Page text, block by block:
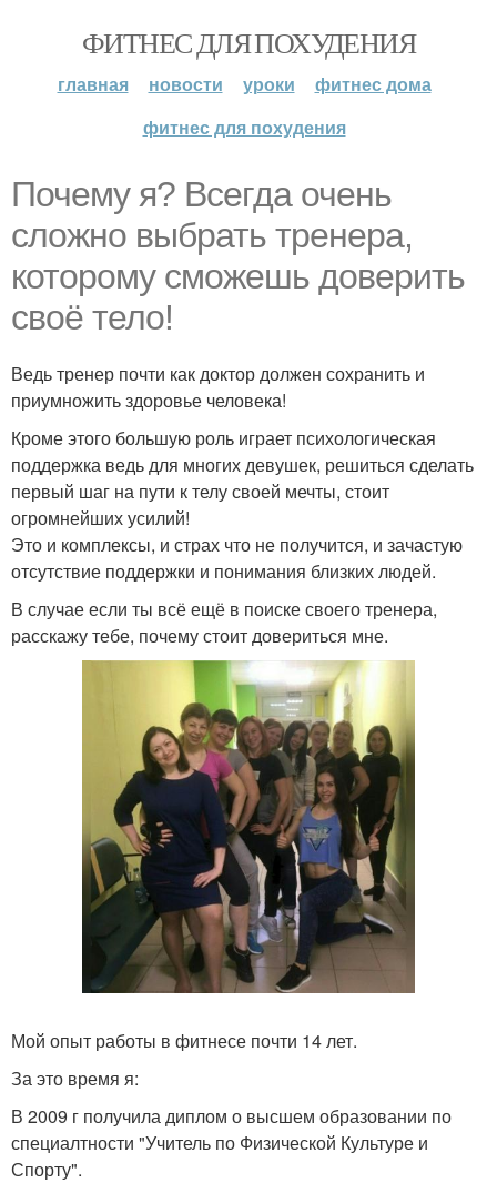
ФИТНЕС ДЛЯ ПОХУДЕНИЯ
главная новости уроки
фитнес дома
фитнес для похудения
Почему я? Всегда очень
сложно выбрать тренера,
которому сможешь доверить
своё тело!
Ведь тренер почти как доктор должен сохранить и
приумножить здоровье человека!
Кроме этого большую роль играет психологическая
поддержка ведь для многих девушек, решиться сделать
первый шаг на пути к телу своей мечты, стоит
огромнейших усилий!
Это и комплексы, и страх что не получится, и зачастую
отсутствие поддержки и понимания близких людей.
В случае если ты всё ещё в поиске своего тренера,
расскажу тебе, почему стоит довериться мне.
Мой опыт работы в фитнесе почти 14 лет.
За это время я:
В 2009 г получила диплом о высшем образовании по
специалтности "Учитель по Физической Культуре и
Спорту".